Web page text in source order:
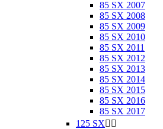
85 SX 2007
85 SX 2008
85 SX 2009
85 SX 2010
85 SX 2011
85 SX 2012
85 SX 2013
85 SX 2014
85 SX 2015
85 SX 2016
85 SX 2017
125 SX 